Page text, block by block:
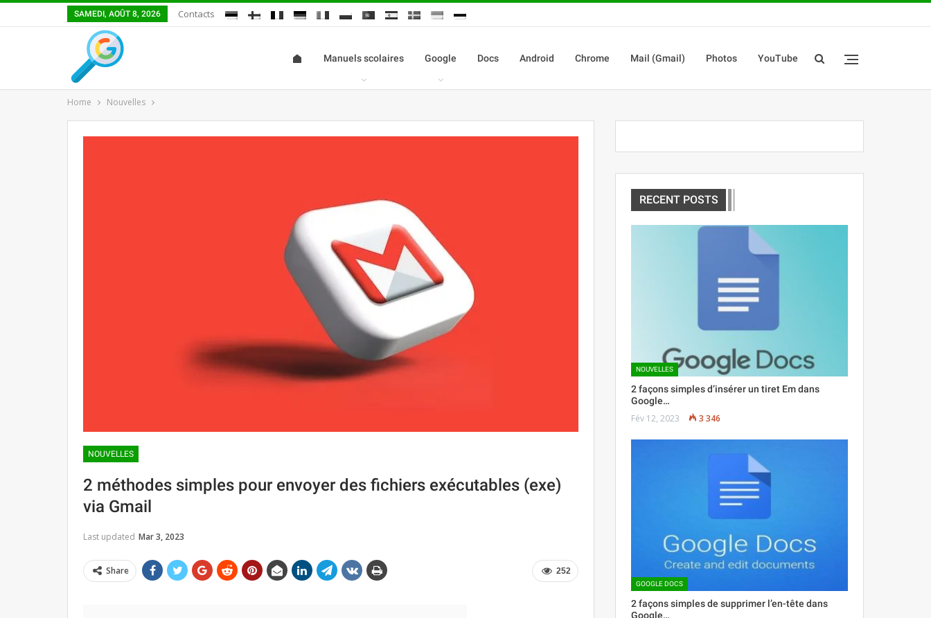
SAMEDI, AOÛT 8, 2026 Contacts
Manuels scolaires Google Docs Android Chrome Mail (Gmail) Photos YouTube
Home Nouvelles
NOUVELLES
2 méthodes simples pour envoyer des fichiers exécutables (exe)
via Gmail
Last updated Mar 3, 2023
252
Share
RECENT POSTS
NOUVELLES
2 façons simples d’insérer un tiret Em dans
Google…
Fév 12, 2023 3 346
GOOGLE DOCS
2 façons simples de supprimer l’en-tête dans
Google…